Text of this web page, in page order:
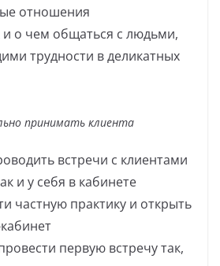
отношения
и о чем общаться с людьми,
трудности в деликатных
принимать клиента
встречи с клиентами
и у себя в кабинете
частную практику и открыть
первую встречу так,